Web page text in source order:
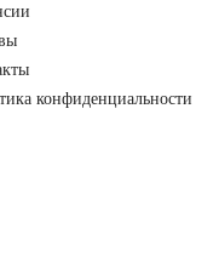
конфиденциальности